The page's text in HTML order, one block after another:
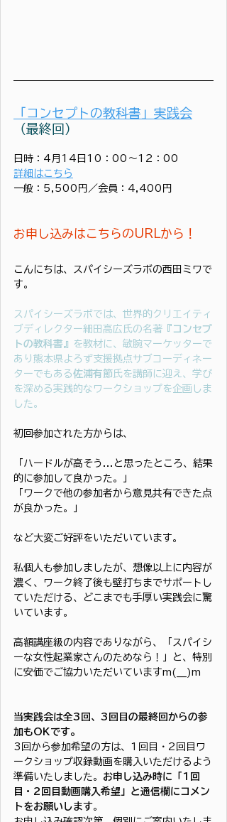
「コンセプトの教科書」実践会
（最終回）
日時：4月14日10：00〜12：00
詳細はこちら
一般：5,500円／会員：4,400円
お申し込みはこちらのURLから！
こんにちは、スパイシーズラボの西田ミワで
す。
スパイシーズラボでは、世界的クリエイティ
ブディレクター細田高広氏の名著 『コンセプ
トの教科書』
を教材に、敏腕マーケッターで
あり熊本県よろず支援拠点サブコーディネー
ターでもある佐浦有節 氏を講師に迎え、学び
を深める実践的なワークショップを企画しま
した。
初回参加された方からは、
「ハードルが高そう...と思ったところ、結果
的に参加して良かった。」
「ワークで他の参加者から意見共有できた点
が良かった。」
など大変ご好評をいただいています。
私個人も参加しましたが、想像以上に内容が
濃く、ワーク終了後も壁打ちまでサポートし
ていただける、どこまでも手厚い実践会に驚
いています。
高額講座級の内容でありながら、「スパイシ
ーな女性起業家さんのためなら！」と、特別
に安価でご協力いただいていますm(__)m
当実践会は全3回、3回目の最終回からの参
加もOKです。
3回から参加希望の方は、1回目・2回目ワ
ークショップ収録動画を購入いただけるよう
準備いたしました。 お申し込み時に「1回
目・2回目動画購入希望」と通信欄にコメン
トをお願いします。